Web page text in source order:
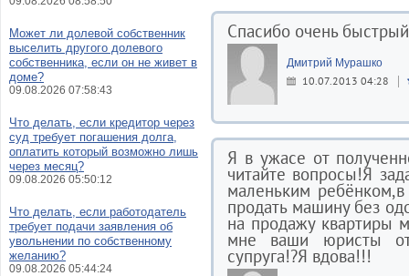
Спасибо очень
Дмитрий Мурашко
10.07.2013 04:28
Я в ужасе от
читайте вопросы!Я
маленьким
продать машину без
на продажу квартиры
мне ваши юристы
супруга!?Я вдова!!!
Может ли долевой собственник
выселить другого долевого
собственника, если он не живет в
доме?
09.08.2026 07:58:43
Что делать, если кредитор через
суд требует погашения долга,
оплатить который возможно лишь
через месяц?
09.08.2026 05:50:12
Что делать, если работодатель
требует подачи заявления об
увольнении по собственному
желанию?
09.08.2026 05:44:24